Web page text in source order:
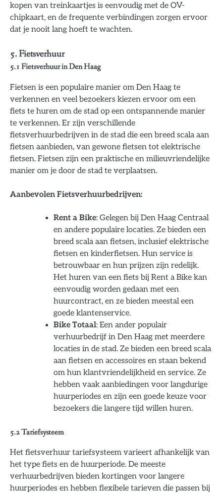
kopen van treinkaartjes is eenvoudig met de OV-
chipkaart, en de frequente verbindingen zorgen ervoor
dat je nooit lang hoeft te wachten.
5. Fietsverhuur
5.1 Fietsverhuur in Den Haag
Fietsen is een populaire manier om Den Haag te
verkennen en veel bezoekers kiezen ervoor om een
fiets te huren om de stad op een ontspannende manier
te verkennen. Er zijn verschillende
fietsverhuurbedrijven in de stad die een breed scala aan
fietsen aanbieden, van gewone fietsen tot elektrische
fietsen. Fietsen zijn een praktische en milieuvriendelijke
manier om je door de stad te verplaatsen.
Aanbevolen Fietsverhuurbedrijven:
Rent a Bike: Gelegen bij Den Haag Centraal
en andere populaire locaties. Ze bieden een
breed scala aan fietsen, inclusief elektrische
fietsen en kinderfietsen. Hun service is
betrouwbaar en hun prijzen zijn redelijk.
Het huren van een fiets bij Rent a Bike kan
eenvoudig worden gedaan met een
huurcontract, en ze bieden meestal een
goede klantenservice.
Bike Totaal: Een ander populair
verhuurbedrijf in Den Haag met meerdere
locaties in de stad. Ze bieden een breed scala
aan fietsen en accessoires en staan bekend
om hun klantvriendelijkheid en service. Ze
hebben vaak aanbiedingen voor langdurige
huurperiodes en zijn een goede keuze voor
bezoekers die langere tijd willen huren.
5.2 Tariefsysteem
Het fietsverhuur tariefsysteem varieert afhankelijk van
het type fiets en de huurperiode. De meeste
verhuurbedrijven bieden kortingen voor langere
huurperiodes en hebben flexibele tarieven die passen bij